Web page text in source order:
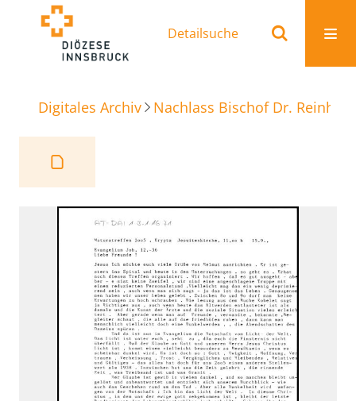
Detailsuche
Digitales Archiv Nachlass Bischof Dr.